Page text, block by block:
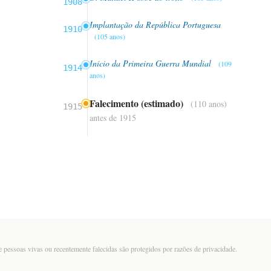
1910 Implantação da República Portuguesa
(105 anos)
1914 Início da Primeira Guerra Mundial
(109
anos)
1915 Falecimento (estimado)
(110 anos)
antes de 1915
pessoas vivas ou recentemente falecidas são protegidos por razões de privacidade.